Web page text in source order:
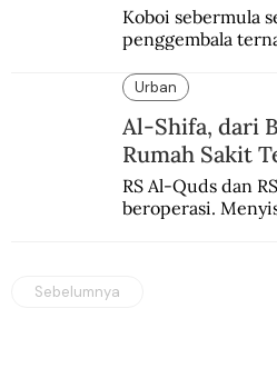
Koboi sebermula
penggembala
revolusi di
Urban
Al-Shifa, dari
Rumah Sakit
RS Al-Quds dan
beroperasi.
Sebelumnya